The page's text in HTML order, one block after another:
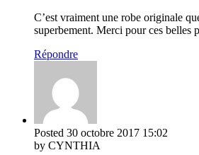
C’est vraiment une robe originale
superbement. Merci pour ces belles
Répondre
Posted 30 octobre 2017 15:02
by CYNTHIA